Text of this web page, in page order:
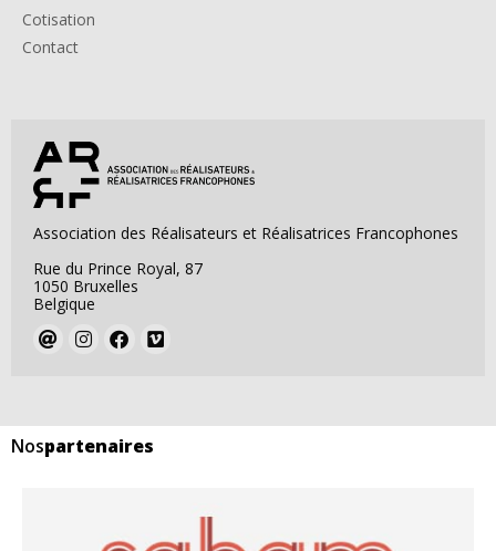
Cotisation
Contact
Association des Réalisateurs et Réalisatrices Francophones
Rue du Prince Royal, 87
1050 Bruxelles
Belgique
Nospartenaires